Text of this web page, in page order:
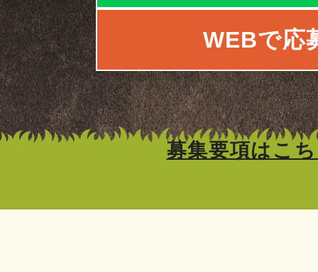
WEBで応
募集要項はこ